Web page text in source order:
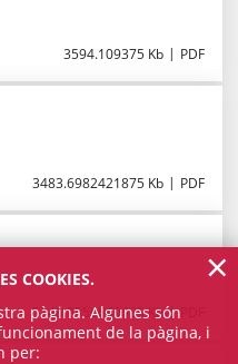
3594.109375 Kb PDF
3483.6982421875 Kb PDF
5840.0556640625 Kb
COOKIES.
pàgina. Algunes són
de la pàgina, i
per:
×